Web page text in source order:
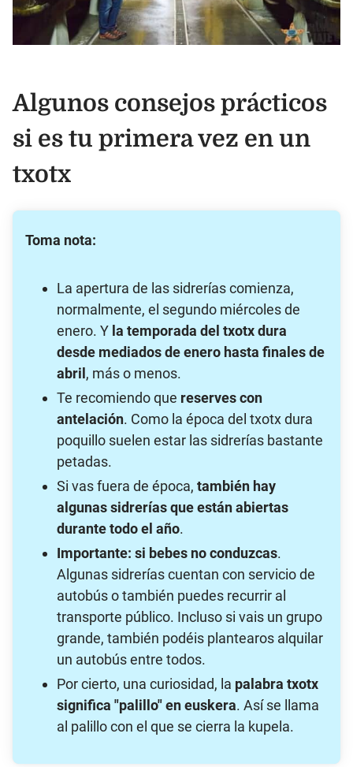
Algunos consejos prácticos
si es tu primera vez en un
txotx
Toma nota:
La apertura de las sidrerías comienza,
normalmente, el segundo miércoles de
enero. Y la temporada del txotx dura
desde mediados de enero hasta finales de
abril , más o menos.
Te recomiendo que reserves con
antelación. Como la época del txotx dura
poquillo suelen estar las sidrerías bastante
petadas.
Si vas fuera de época, también hay
algunas sidrerías que están abiertas
durante todo el año.
Importante: si bebes no conduzcas.
Algunas sidrerías cuentan con servicio de
autobús o también puedes recurrir al
transporte público. Incluso si vais un grupo
grande, también podéis plantearos alquilar
un autobús entre todos.
Por cierto, una curiosidad, la palabra txotx
significa "palillo" en euskera. Así se llama
al palillo con el que se cierra la kupela.